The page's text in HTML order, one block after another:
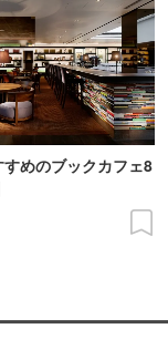
めのブックカフェ8